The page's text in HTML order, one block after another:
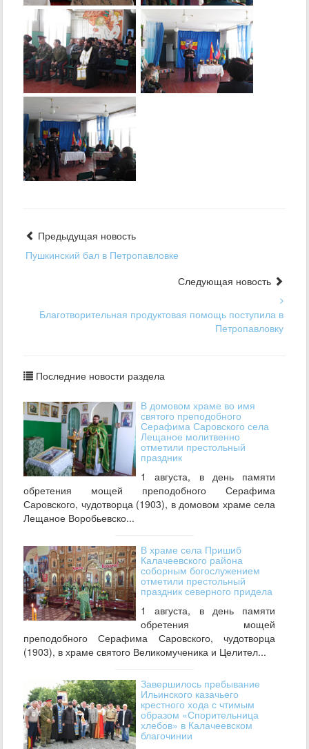
Предыдущая новость
Пушкинский бал в Петропавловке
Следующая новость
Благотворительная продуктовая помощь поступила в
Петропавловку
Последние новости раздела
В домовом храме во имя
святого преподобного
Серафима Саровского села
Лещаное молитвенно
отметили престольный
праздник
1 августа, в день памяти
обретения мощей преподобного Серафима
Саровского, чудотворца (1903), в домовом храме села
Лещаное Воробьевско...
В храме села Пришиб
Калачеевского района
соборным богослужением
отметили престольный
праздник северного придела
1 августа, в день памяти
обретения мощей
преподобного Серафима Саровского, чудотворца
(1903), в храме святого Великомученика и Целител...
Завершилось пребывание
Ильинского казачьего
крестного хода с чтимым
образом «Спорительница
хлебов» в Калачеевском
благочинии